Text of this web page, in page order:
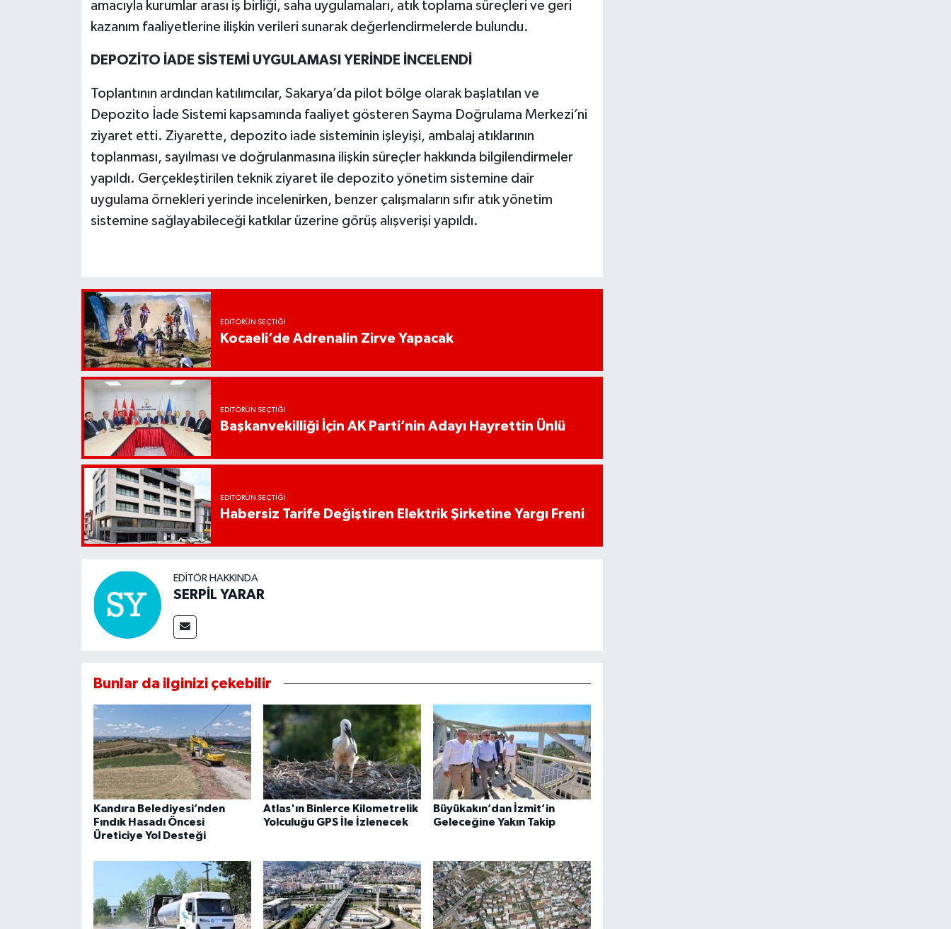
amacıyla kurumlar arası iş birliği, saha uygulamaları, atık toplama süreçleri ve geri
kazanım faaliyetlerine ilişkin verileri sunarak değerlendirmelerde bulundu.
DEPOZİTO İADE SİSTEMİ UYGULAMASI YERİNDE İNCELENDİ
Toplantının ardından katılımcılar, Sakarya’da pilot bölge olarak başlatılan ve
Depozito İade Sistemi kapsamında faaliyet gösteren Sayma Doğrulama Merkezi’ni
ziyaret etti. Ziyarette, depozito iade sisteminin işleyişi, ambalaj atıklarının
toplanması, sayılması ve doğrulanmasına ilişkin süreçler hakkında bilgilendirmeler
yapıldı. Gerçekleştirilen teknik ziyaret ile depozito yönetim sistemine dair
uygulama örnekleri yerinde incelenirken, benzer çalışmaların sıfır atık yönetim
sistemine sağlayabileceği katkılar üzerine görüş alışverişi yapıldı.
EDITÖRÜN SEÇTIĞI
Kocaeli’de Adrenalin Zirve Yapacak
EDITÖRÜN SEÇTIĞI
Başkanvekilliği İçin AK Parti’nin Adayı Hayrettin Ünlü
EDITÖRÜN SEÇTIĞI
Habersiz Tarife Değiştiren Elektrik Şirketine Yargı Freni
EDITÖR HAKKINDA
SERPİL YARAR
Bunlar da ilginizi çekebilir
Kandıra Belediyesi’nden
Fındık Hasadı Öncesi
Üreticiye Yol Desteği
Atlas'ın Binlerce Kilometrelik
Yolculuğu GPS İle İzlenecek
Büyükakın’dan İzmit’in
Geleceğine Yakın Takip